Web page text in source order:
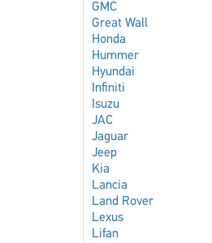
GMC
Great Wall
Honda
Hummer
Hyundai
Infiniti
Isuzu
JAC
Jaguar
Jeep
Kia
Lancia
Land Rover
Lexus
Lifan